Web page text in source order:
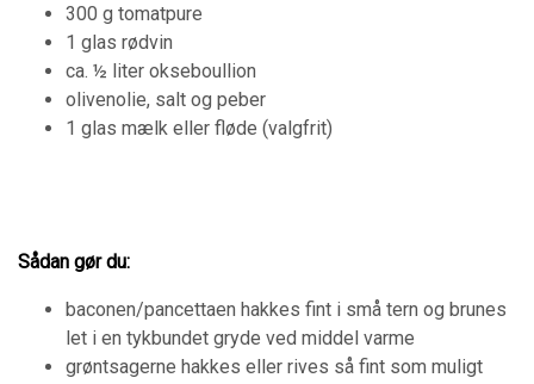
300 g tomatpure
1 glas rødvin
ca. ½ liter okseboullion
olivenolie, salt og peber
1 glas mælk eller fløde (valgfrit)
Sådan gør du:
baconen/pancettaen hakkes fint i små tern og brunes
let i en tykbundet gryde ved middel varme
grøntsagerne hakkes eller rives så fint som muligt